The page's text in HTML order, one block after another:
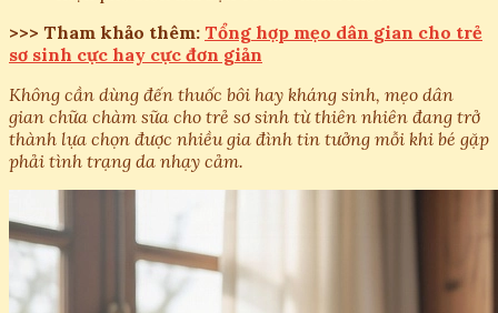
>>> Tham khảo thêm: Tổng hợp mẹo dân gian cho trẻ
sơ sinh cực hay cực đơn giản
Không cần dùng đến thuốc bôi hay kháng sinh, mẹo dân
gian chữa chàm sữa cho trẻ sơ sinh từ thiên nhiên đang trở
thành lựa chọn được nhiều gia đình tin tưởng mỗi khi bé gặp
phải tình trạng da nhạy cảm.